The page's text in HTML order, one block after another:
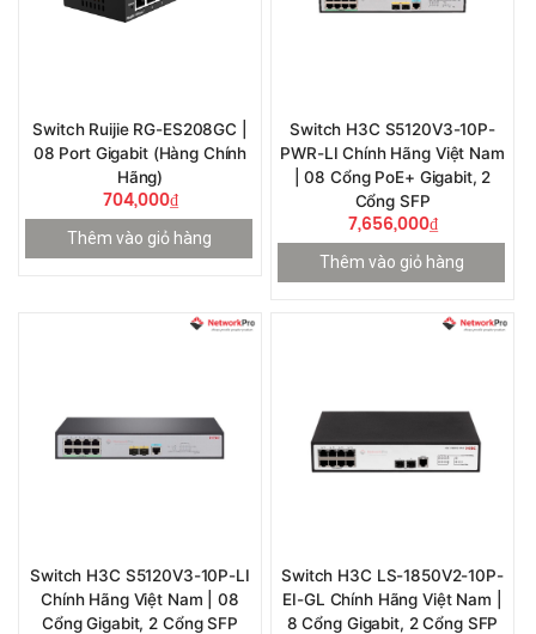
Switch Ruijie RG-ES208GC |
08 Port Gigabit (Hàng Chính
Hãng)
704,000₫
Thêm vào giỏ hàng
Switch H3C S5120V3-10P-
PWR-LI Chính Hãng Việt Nam
| 08 Cổng PoE+ Gigabit, 2
Cổng SFP
7,656,000₫
Thêm vào giỏ hàng
Switch H3C S5120V3-10P-LI
Chính Hãng Việt Nam | 08
Cổng Gigabit, 2 Cổng SFP
Switch H3C LS-1850V2-10P-
EI-GL Chính Hãng Việt Nam |
8 Cổng Gigabit, 2 Cổng SFP